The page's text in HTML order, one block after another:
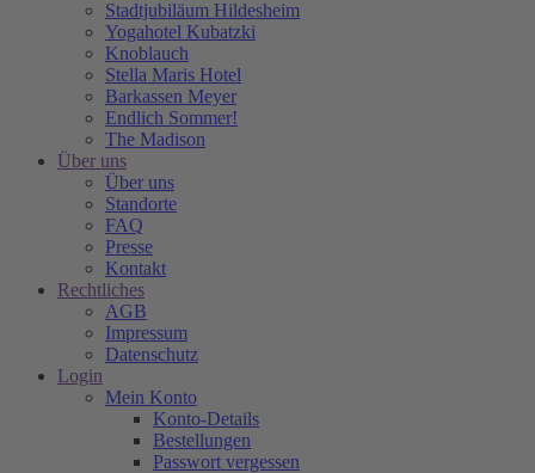
Stadtjubiläum Hildesheim
Yogahotel Kubatzki
Knoblauch
Stella Maris Hotel
Barkassen Meyer
Endlich Sommer!
The Madison
Über uns
Über uns
Standorte
FAQ
Presse
Kontakt
Rechtliches
AGB
Impressum
Datenschutz
Login
Mein Konto
Konto-Details
Bestellungen
Passwort vergessen